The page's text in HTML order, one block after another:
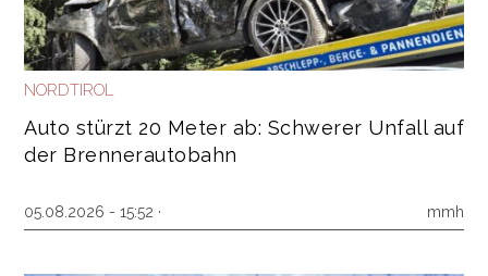
NORDTIROL
Auto stürzt 20 Meter ab: Schwerer Unfall auf
der Brennerautobahn
05.08.2026 - 15:52 · mmh